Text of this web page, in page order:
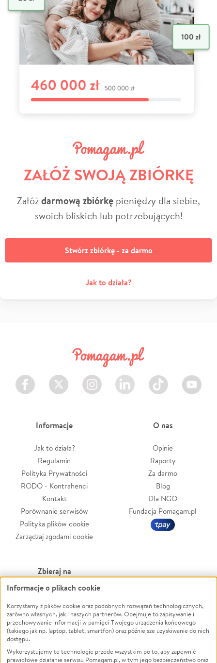
ZAŁÓŻ SWOJĄ ZBIÓRKĘ
Załóżdarmową zbiórkę pieniędzy dla siebie,
swoich bliskich lub potrzebujących!
Stwórz zbiórkę - za darmo
Jak to działa?
Facebook Twitter Instagram LinkedIn TikTok Youtube
Informacje
Jak to działa?
Regulamin
Polityka Prywatności
RODO - Kontrahenci
Kontakt
Porównanie serwisów
Polityka plików cookie
Zarządzaj zgodami cookie
O nas
Opinie
Raporty
Za darmo
Blog
Dla NGO
Fundacja Pomagam.pl
Zbieraj na
Leczenie
Zwierzęta
Pożar
Ukraina
Pomoc Finansowa
Powódź
Wichura
NGO
Edukacja
Informacje o plikach cookie
Korzystamy z plików cookie oraz podobnych rozwiązań technologicznych,
zarówno własnych, jak i naszych partnerów. Obejmuje to zapisywanie i
przechowywanie informacji w pamięci Twojego urządzenia końcowego
(takiego jak np. laptop, tablet, smartfon) oraz późniejsze uzyskiwanie do nich
dostępu.
Wykorzystujemy te technologie przede wszystkim po to, aby zapewnić
prawidłowe działanie serwisu Pomagam.pl, w tym jego bezpieczeństwo oraz